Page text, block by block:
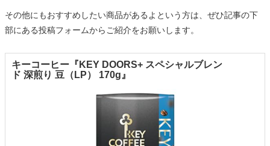
その他にもおすすめしたい商品があるよという方は、ぜひ記事の下
部にある投稿フォームからご紹介をお願いします。
キーコーヒー『KEY DOORS+ スペシャルブレン
ド 深煎り 豆（LP） 170g』